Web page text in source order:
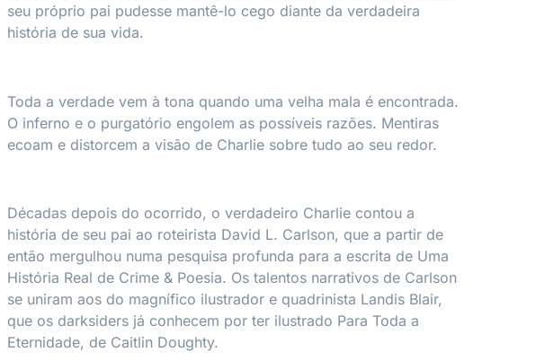
seu próprio pai pudesse mantê-lo cego diante da verdadeira
história de sua vida.
Toda a verdade vem à tona quando uma velha mala é encontrada.
O inferno e o purgatório engolem as possíveis razões. Mentiras
ecoam e distorcem a visão de Charlie sobre tudo ao seu redor.
Décadas depois do ocorrido, o verdadeiro Charlie contou a
história de seu pai ao roteirista David L. Carlson, que a partir de
então mergulhou numa pesquisa profunda para a escrita de Uma
História Real de Crime & Poesia. Os talentos narrativos de Carlson
se uniram aos do magnífico ilustrador e quadrinista Landis Blair,
que os darksiders já conhecem por ter ilustrado Para Toda a
Eternidade, de Caitlin Doughty.